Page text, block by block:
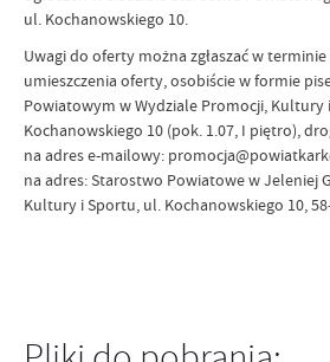
ul. Kochanowskiego 10.
Uwagi do oferty można zgłaszać w
umieszczenia oferty, osobiście w formie
Powiatowym w Wydziale Promocji, Kultury
Kochanowskiego 10 (pok. 1.07, I piętro),
na adres e-mailowy:
na adres: Starostwo Powiatowe w Jeleniej
Kultury i Sportu, ul. Kochanowskiego 10,